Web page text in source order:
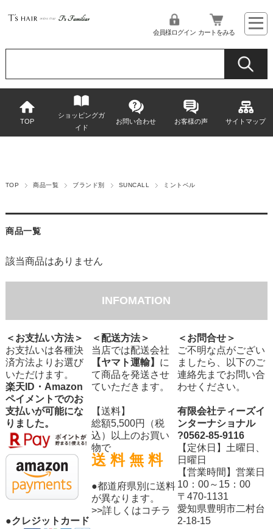
会員様ログイン カートをみる
TOP
ショッピングガ
イド
お問い合わせ お客様の声 サイトマップ
TOP 商品一覧 ブランド別 SUNCALL ミントベル
商品一覧
該当商品はありません
INFOMATION
＜お支払い方法＞ ＜配送方法＞
＜お問合せ＞
お支払いは各種決
済方法よりお選び
いただけます。
楽天ID・Amazon
ペイメントでのお
支払いが可能にな
りました。
●クレジットカード
当店では配送会社
【ヤマト運輸】 に
て商品を発送させ
ていただきます。
【送料】
総額5,500円（税
込）以上のお買い
物で
送 料 無 料
●都道府県別に送料
が異なります。
>>詳しくはコチラ
ご不明な点がござい
ましたら、以下のご
連絡先までお問い合
わせください。
有限会社ティーズイ
ンターナショナル
?0562-85-9116
【定休日】土曜日、
日曜日
【営業時間】営業日
10：00～15：00
〒470-1131
愛知県豊明市二村台
2-18-15